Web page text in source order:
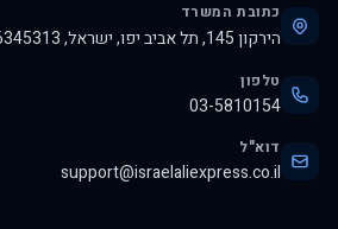
כתובת המשרד
הירקון 145, תל אביב יפו, ישראל, 6345313
טלפון
03-5810154
דוא"ל
support@israelaliexpress.co.il